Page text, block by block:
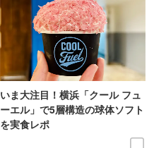
いま大注目！横浜「クール フュ
ーエル」で5層構造の球体ソフト
を実食レポ